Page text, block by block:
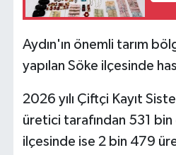
Aydın'ın önemli tarım
yapılan Söke ilçesinde
2026 yılı Çiftçi Kayıt
üretici tarafından 531 bin
ilçesinde ise 2 bin 479